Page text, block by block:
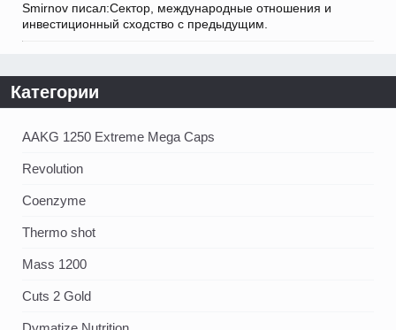
Smirnov писал:Сектор, международные отношения и
инвестиционный сходство с предыдущим.
Категории
AAKG 1250 Extreme Mega Caps
Revolution
Coenzyme
Thermo shot
Mass 1200
Cuts 2 Gold